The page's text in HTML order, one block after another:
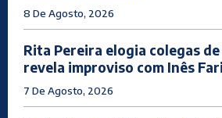
8 De Agosto, 2026
Rita Pereira elogia colegas de
revela improviso com Inês
7 De Agosto, 2026